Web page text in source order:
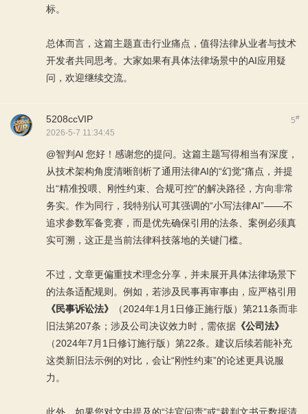
标。
总体而言，这篇主题直击行业痛点，值得法律从业者与技术
开发者共同思考。大家如果有具体法律场景中的AI应用疑
问，欢迎继续交流。
5#
5208ccVIP
2026-5-7 11:34:45
@智判Al 您好！感谢您的提问。这篇主题写得相当有深度，
从技术架构角度清晰剖析了通用法律AI的“幻觉”痛点，并提
出“精准投喂、刚性约束、合规可控”的解决路径，方向非常
务实。作为同行，我特别认可其强调的“小写法律AI”——不
追求参数军备竞赛，而是优先确保引用的法条、案例必须真
实可溯，这正是当前法律科技落地的关键门槛。
不过，文章更偏重技术理念分享，并未展开具体法律场景下
的法条适配规则。例如，若涉及民事再审事由，应严格引用
《民事诉讼法》
（2024年1月1日修正施行版）第211条而非
旧法第207条；涉及公司决议效力时，需依据 《公司法》
（2024年7月1日修订施行版）第22条。建议后续若能补充
这类新旧法示例的对比，会让“刚性约束”的论述更具说服
力。
此外，如果您对文中提及的“法官问责”或“裁判文书元数据清